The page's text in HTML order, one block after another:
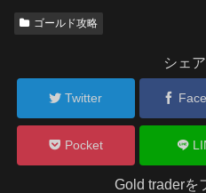
ゴールド攻略
シェ
Twitter
Pocket
Gold traderを